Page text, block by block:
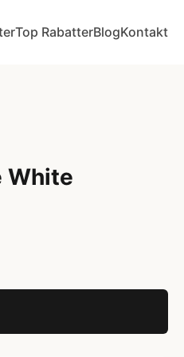
Top RabatterBlogKontakt
White